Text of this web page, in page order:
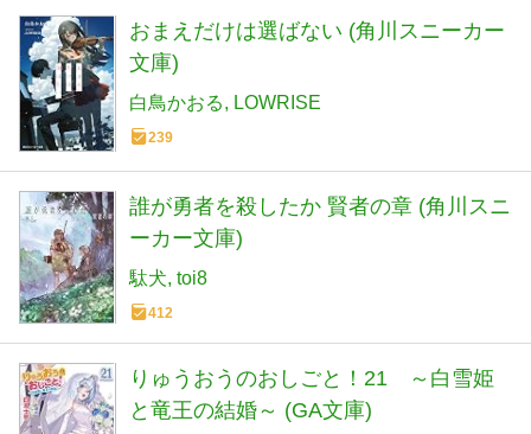
おまえだけは選ばない (角川スニーカー
文庫)
白鳥かおる LOWRISE
239
誰が勇者を殺したか 賢者の章 (角川スニ
ーカー文庫)
駄犬 toi8
412
りゅうおうのおしごと！21 ～白雪姫
と竜王の結婚～ (GA文庫)